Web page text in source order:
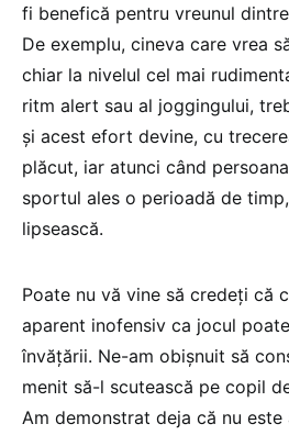
fi benefică pentru vreunul
De exemplu, cineva care vrea
chiar la nivelul cel mai
ritm alert sau al joggingului,
şi acest efort devine, cu
plăcut, iar atunci când
sportul ales o perioadă de
lipsească.
Poate nu vă vine să credeţi că
aparent inofensiv ca jocul
învăţării. Ne-am obişnuit să
menit să-l scutească pe copil
Am demonstrat deja că nu